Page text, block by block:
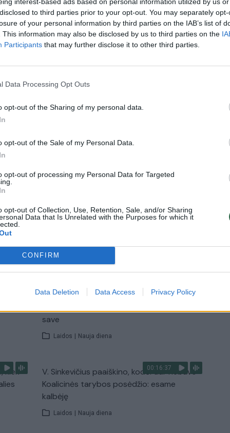
to third parties prior to your opt-out. You may separately
of your personal information by third parties on the IAB’s list of
This information may also be disclosed by us to third parties on the
Participants that may further disclose it to other third parties.
Data Processing Opt Outs
opt-out of the Sharing of my personal data.
opt-out of the Sale of my Personal Data.
opt-out of processing my Personal Data for Targeted
opt-out of Collection, Use, Retention, Sale, and/or Sharing
Data that Is Unrelated with the Purposes for which it
CONFIRM
Data Deletion Data Access Privacy Policy
Mirtis tik Lrytas.TV
Karšta A. Kasparavičiaus ir Ž Pavilionio
Kuprines pasvėrę specialistai įspėja apie
pavojingą įprotį: tą daro daugiau nei pusė
Žinios | Lietuvos diena
00:11:27
Lietuvos pasiruošimą pavojams neigiamai
save
Laidos | Nauja diena
kiek
00:16:37
V. Sinkevičius paaiškino, kodėl dar nebuvo
Koalicinės tarybos posėdžio: esame
kalbėję
Laidos | Nauja diena